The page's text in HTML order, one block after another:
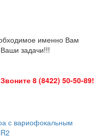
именно Вам
задачи!!!
8 (8422) 50-50-89!